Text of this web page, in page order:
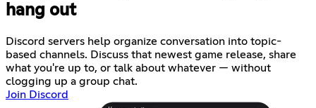
hang out
Discord servers help organize conversation into topic-
based channels. Discuss that newest game release, share
what you're up to, or talk about whatever — without
clogging up a group chat.
Join Discord